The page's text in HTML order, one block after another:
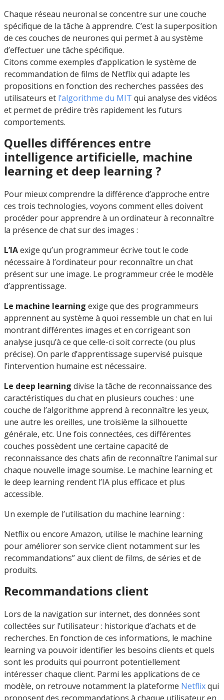
Chaque réseau neuronal se concentre sur une couche
spécifique de la tâche à apprendre. C’est la superposition
de ces couches de neurones qui permet à au système
d’effectuer une tâche spécifique.
Citons comme exemples d’application le système de
recommandation de films de Netflix qui adapte les
propositions en fonction des recherches passées des
utilisateurs et l’algorithme du MIT qui analyse des vidéos
et permet de prédire très rapidement les futurs
comportements.
Quelles différences entre
intelligence artificielle, machine
learning et deep learning ?
Pour mieux comprendre la différence d’approche entre
ces trois technologies, voyons comment elles doivent
procéder pour apprendre à un ordinateur à reconnaître
la présence de chat sur des images :
L’IAexige qu’un programmeur écrive tout le code
nécessaire à l’ordinateur pour reconnaître un chat
présent sur une image. Le programmeur crée le modèle
d’apprentissage.
Le machine learning exige que des programmeurs
apprennent au système à quoi ressemble un chat en lui
montrant différentes images et en corrigeant son
analyse jusqu’à ce que celle-ci soit correcte (ou plus
précise). On parle d’apprentissage supervisé puisque
l’intervention humaine est nécessaire.
Le deep learning divise la tâche de reconnaissance des
caractéristiques du chat en plusieurs couches : une
couche de l’algorithme apprend à reconnaître les yeux,
une autre les oreilles, une troisième la silhouette
générale, etc. Une fois connectées, ces différentes
couches possèdent une certaine capacité de
reconnaissance des chats afin de reconnaître l’animal sur
chaque nouvelle image soumise. Le machine learning et
le deep learning rendent l’IA plus efficace et plus
accessible.
Un exemple de l’utilisation du machine learning :
Netflix ou encore Amazon, utilise le machine learning
pour améliorer son service client notamment sur les
recommandations” aux client de films, de séries et de
produits.
Recommandations client
Lors de la navigation sur internet, des données sont
collectées sur l’utilisateur : historique d’achats et de
recherches. En fonction de ces informations, le machine
learning va pouvoir identifier les besoins clients et quels
sont les produits qui pourront potentiellement
intéresser chaque client. Parmi les applications de ce
modèle, on retrouve notamment la plateforme Netflixqui